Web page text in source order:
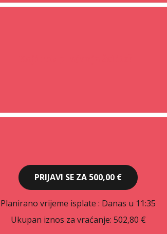
PRIJAVI SE ZA 500,00 €
Planirano vrijeme isplate : Danas u 11:35
Ukupan iznos za vraćanje: 502,80 €